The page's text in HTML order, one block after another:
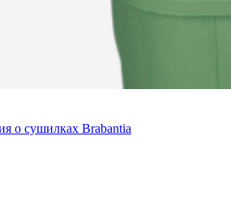
о сушилках Brabantia